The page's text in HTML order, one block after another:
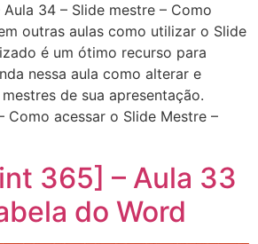
34 – Slide mestre – Como
outras aulas como utilizar o Slide
é um ótimo recurso para
nessa aula como alterar e
de sua apresentação.
Como acessar o Slide Mestre –
365] – Aula 33
do Word